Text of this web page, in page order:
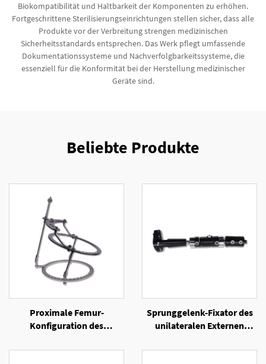
Biokompatibilität und Haltbarkeit der Komponenten zu erhöhen.
Fortgeschrittene Sterilisierungseinrichtungen stellen sicher, dass alle
Produkte vor der Verbreitung strengen medizinischen
Sicherheitsstandards entsprechen. Das Werk pflegt umfassende
Dokumentationssysteme und Nachverfolgbarkeitssysteme, die
essenziell für die Konformität bei der Herstellung medizinischer
Geräte sind.
Beliebte Produkte
Proximale Femur-
Konfiguration des
Sprunggelenk-Fixator des
unilateralen Externen